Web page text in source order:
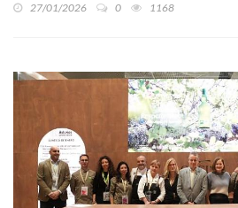
27/01/2026 0 1168